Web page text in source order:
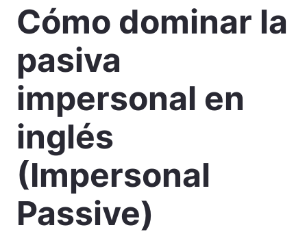
Cómo dominar la
pasiva
impersonal en
inglés
(Impersonal
Passive)